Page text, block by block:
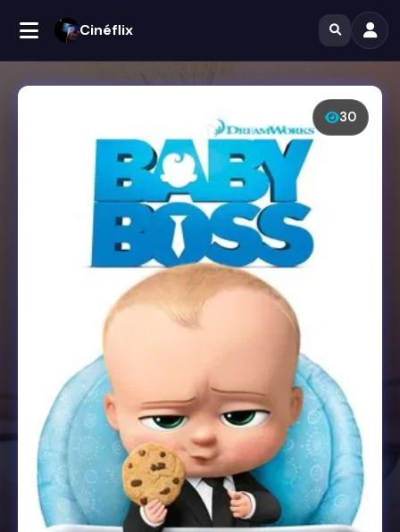
Cinéflix
30